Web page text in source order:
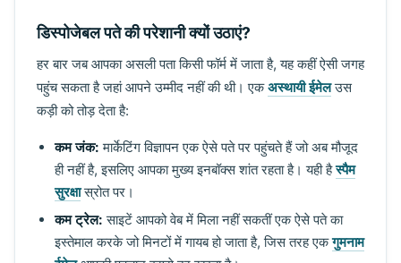
डिस्पोजेबल पते की परेशानी क्यों उठाएं?
हर बार जब आपका असली पता किसी फॉर्म में जाता है, यह कहीं ऐसी जगह
पहुंच सकता है जहां आपने उम्मीद नहीं की थी। एकअस्थायी ईमेलउस
कड़ी को तोड़ देता है:
कम जंक: मार्केटिंग विज्ञापन एक ऐसे पते पर पहुंचते हैं जो अब मौजूद
ही नहीं है, इसलिए आपका मुख्य इनबॉक्स शांत रहता है। यही हैस्पैम
सुरक्षास्रोत पर।
कम ट्रेल: साइटें आपको वेब में मिला नहीं सकतीं एक ऐसे पते का
इस्तेमाल करके जो मिनटों में गायब हो जाता है, जिस तरह एकगुमनाम